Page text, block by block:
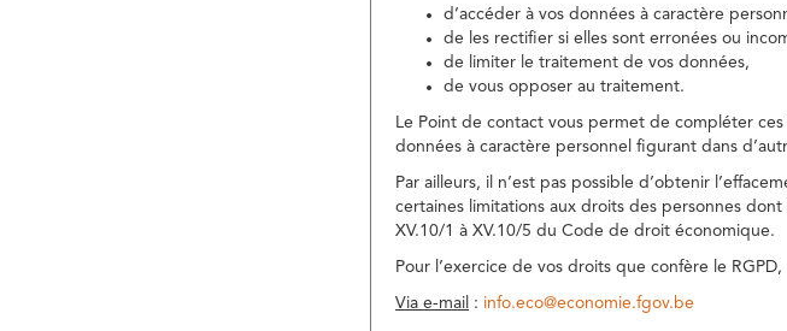
d’accéder à vos données à caractère
de les rectifier si elles sont erronées ou
de limiter le traitement de vos données,
de vous opposer au traitement.
Le Point de contact vous permet de compléter
données à caractère personnel figurant dans
Par ailleurs, il n’est pas possible d’obtenir
certaines limitations aux droits des personnes
XV.10/1 à XV.10/5 du Code de droit économique.
Pour l’exercice de vos droits que confère le
Via e-mail : info.eco@economie.fgov.be